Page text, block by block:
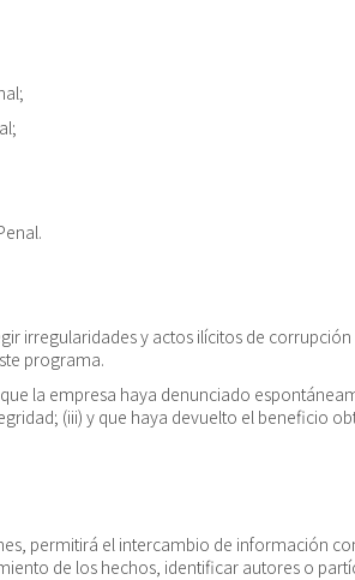
irregularidades y actos ilícitos de
programa.
la empresa haya denunciado
(iii) y que haya devuelto el beneficio
permitirá el intercambio de información
de los hechos, identificar autores o